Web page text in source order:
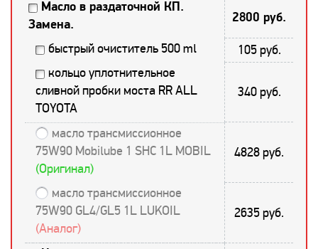
Масло в раздаточной КП.
Замена.
2800 руб.
быстрый очиститель 500 ml
105 руб.
кольцо уплотнительное
сливной пробки моста RR ALL
TOYOTA
340 руб.
масло трансмиссионное
75W90 Mobilube 1 SHC 1L MOBIL
(Оригинал)
4828 руб.
масло трансмиссионное
75W90 GL4/GL5 1L LUKOIL
(Аналог)
2635 руб.